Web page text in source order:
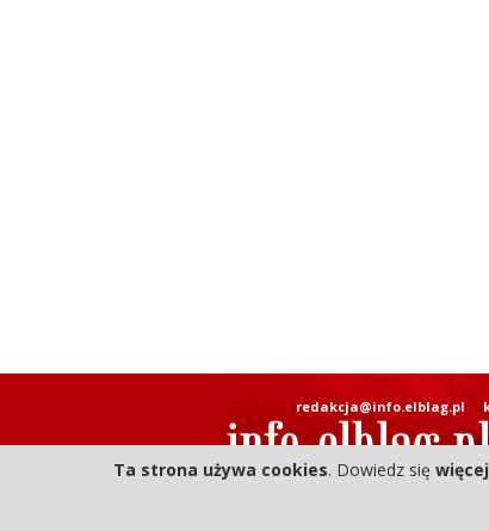
redakcja@info.elblag.pl
Ta strona używa cookies. Dowiedz się więcej